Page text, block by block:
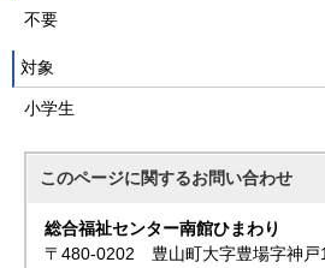
不要
対象
小学生
このページに関するお問い合わせ
総合福祉センター南館ひまわり
〒480-0202 豊山町大字豊場字神戸